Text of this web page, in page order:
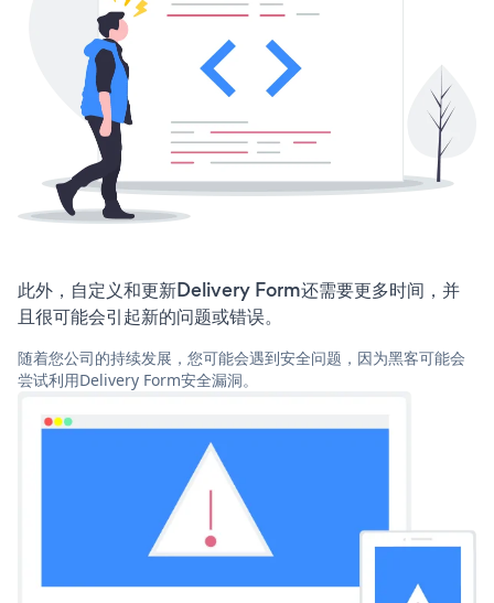
此外，自定义和更新Delivery Form还需要更多时间，并
且很可能会引起新的问题或错误。
随着您公司的持续发展，您可能会遇到安全问题，因为黑客可能会
尝试利用Delivery Form安全漏洞。